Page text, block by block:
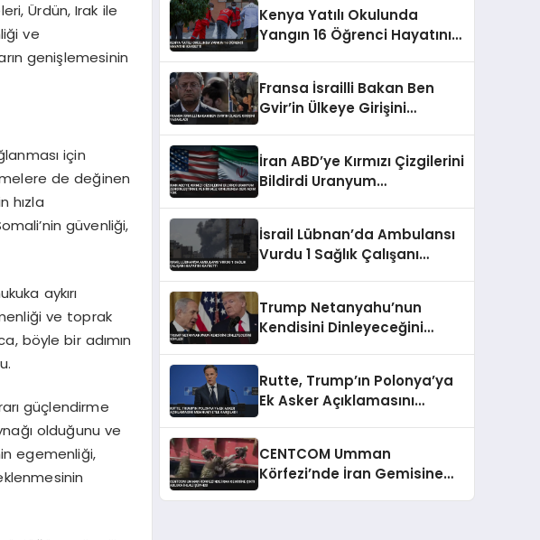
Ürdün, Irak ile
ve
genişlemesinin
için
de değinen
hızla
güvenliği,
aykırı
ve toprak
böyle bir adımın
güçlendirme
olduğunu ve
egemenliği,
Kenya Yatılı Okulunda
Yangın 16 Öğrenci Hayatını
Fransa İsrailli Bakan Ben
Gvir’in Ülkeye Girişini
İran ABD’ye Kırmızı Çizgilerini
Bildirdi Uranyum
İsrail Lübnan’da Ambulansı
Vurdu 1 Sağlık Çalışanı
Trump Netanyahu’nun
Kendisini Dinleyeceğini
Rutte, Trump’ın Polonya’ya
Ek Asker Açıklamasını
CENTCOM Umman
Körfezi’nde İran Gemisine